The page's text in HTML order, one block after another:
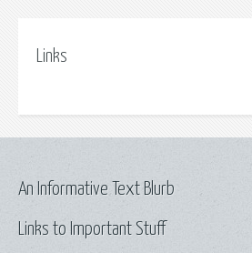
Links
Links to Important Stuff
An Informative Text Blurb